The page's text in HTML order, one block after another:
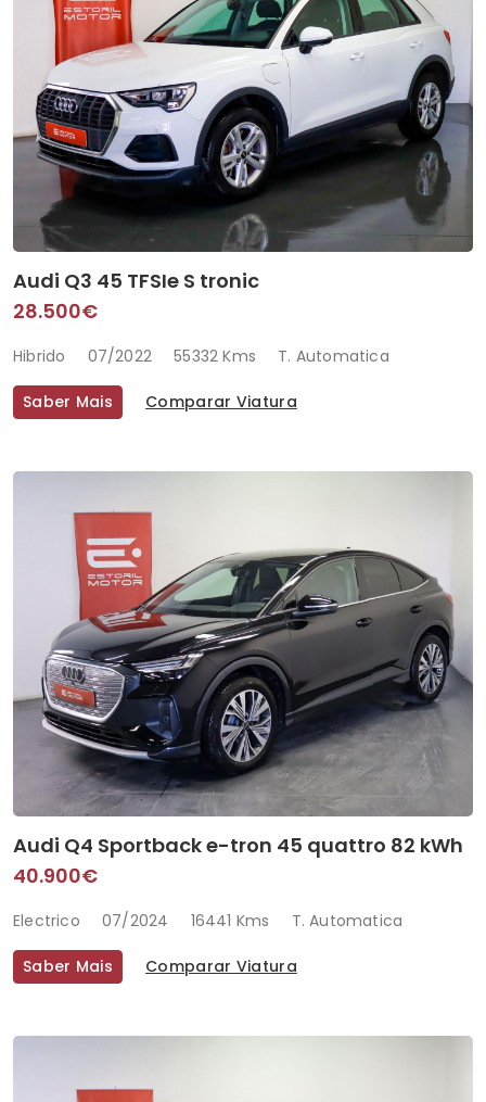
Audi Q3 45 TFSIe S tronic
28.500€
Hibrido 07/2022 55332 Kms T. Automatica
Saber Mais Comparar Viatura
Audi Q4 Sportback e-tron 45 quattro 82 kWh
40.900€
Electrico 07/2024 16441 Kms T. Automatica
Saber Mais Comparar Viatura